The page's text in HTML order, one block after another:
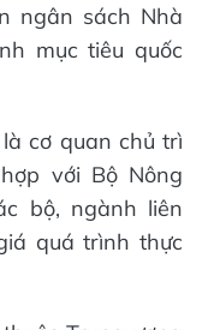
ngân sách Nhà
mục tiêu quốc
cơ quan chủ trì
với Bộ Nông
bộ, ngành liên
quá trình thực